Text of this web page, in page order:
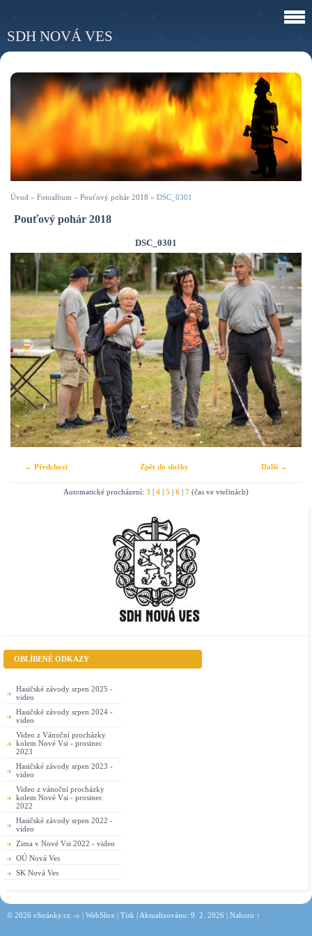
SDH NOVÁ VES
Úvod » Fotoalbum » Pouťový pohár 2018 » DSC_0301
Pouťový pohár 2018
DSC_0301
← Předchozí Další →
Zpět do složky
Automatické procházení: 3 | 4 | 5 | 6 | 7 (čas ve vteřinách)
OBLÍBENÉ ODKAZY
Hasičské závody srpen 2025 -
video
Hasičské závody srpen 2024 -
video
Video z Vánoční procházky
kolem Nové Vsi - prosinec
2023
Hasičské závody srpen 2023 -
video
Video z vánoční procházky
kolem Nové Vsi - prosinec
2022
Hasičské závody srpen 2022 -
video
Zima v Nové Vsi 2022 - video
OÚ Nová Ves
SK Nová Ves
© 2026 eStránky.cz | WebSlice | Tisk | Aktualizováno: 9. 2. 2026 | Nahoru ↑